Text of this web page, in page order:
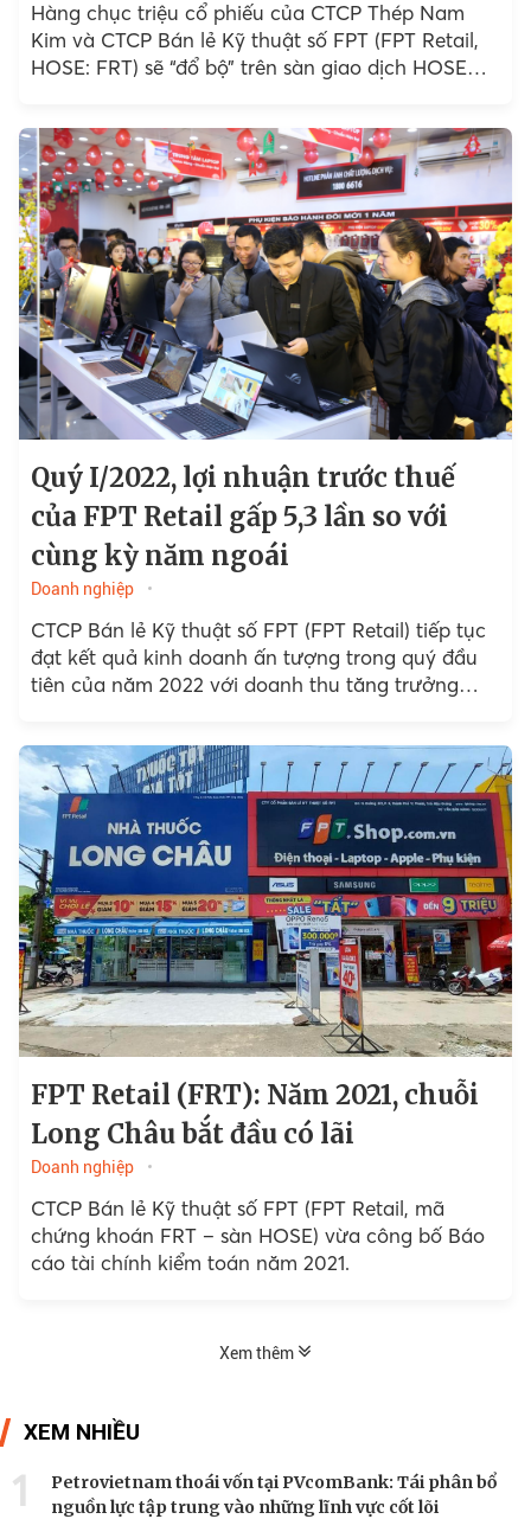
Hàng chục triệu cổ phiếu của CTCP Thép Nam
Kim và CTCP Bán lẻ Kỹ thuật số FPT (FPT Retail,
HOSE: FRT) sẽ “đổ bộ” trên sàn giao dịch HOSE
Quý I/2022, lợi nhuận trước thuế
của FPT Retail gấp 5,3 lần so với
cùng kỳ năm ngoái
Doanh nghiệp
CTCP Bán lẻ Kỹ thuật số FPT (FPT Retail) tiếp tục
đạt kết quả kinh doanh ấn tượng trong quý đầu
tiên của năm 2022 với doanh thu tăng trưởng
FPT Retail (FRT): Năm 2021, chuỗi
Long Châu bắt đầu có lãi
Doanh nghiệp
CTCP Bán lẻ Kỹ thuật số FPT (FPT Retail, mã
chứng khoán FRT – sàn HOSE) vừa công bố Báo
cáo tài chính kiểm toán năm 2021.
Xem thêm
XEM NHIỀU
1
Petrovietnam thoái vốn tại PVcomBank: Tái phân bổ
nguồn lực tập trung vào những lĩnh vực cốt lõi